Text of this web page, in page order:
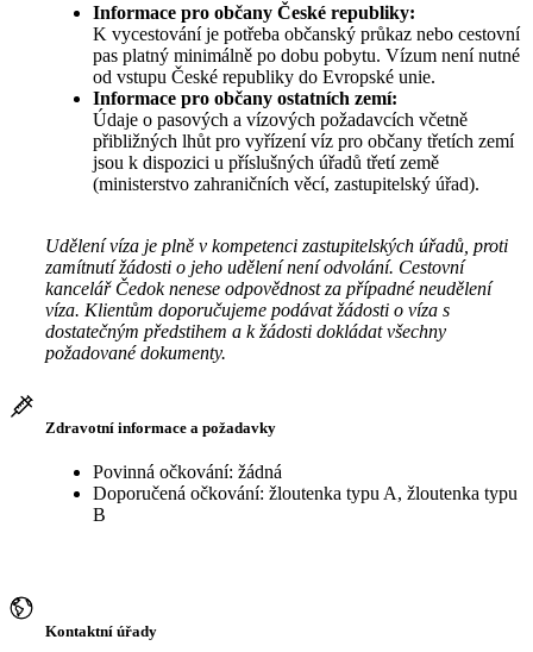
Informace pro občany České republiky:
K vycestování je potřeba občanský průkaz nebo cestovní
pas platný minimálně po dobu pobytu. Vízum není nutné
od vstupu České republiky do Evropské unie.
Informace pro občany ostatních zemí:
Údaje o pasových a vízových požadavcích včetně
přibližných lhůt pro vyřízení víz pro občany třetích zemí
jsou k dispozici u příslušných úřadů třetí země
(ministerstvo zahraničních věcí, zastupitelský úřad).
Udělení víza je plně v kompetenci zastupitelských úřadů, proti
zamítnutí žádosti o jeho udělení není odvolání. Cestovní
kancelář Čedok nenese odpovědnost za případné neudělení
víza. Klientům doporučujeme podávat žádosti o víza s
dostatečným předstihem a k žádosti dokládat všechny
požadované dokumenty.
Zdravotní informace a požadavky
Povinná očkování: žádná
Doporučená očkování: žloutenka typu A, žloutenka typu
B
Kontaktní úřady